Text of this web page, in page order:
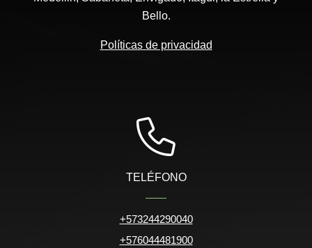
Bello.
Políticas de privacidad
TELÉFONO
+573244290040
+576044481900